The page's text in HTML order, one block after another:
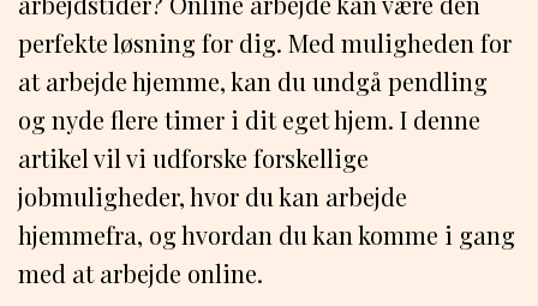
perfekte løsning for dig. Med muligheden for
at arbejde hjemme, kan du undgå pendling
og nyde flere timer i dit eget hjem. I denne
artikel vil vi udforske forskellige
jobmuligheder, hvor du kan arbejde
hjemmefra, og hvordan du kan komme i gang
med at arbejde online.